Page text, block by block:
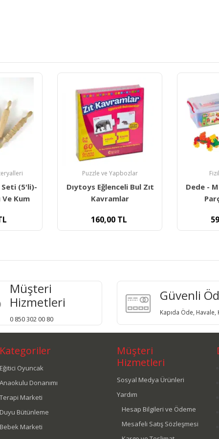
Seti (5'li)-
Kum
Puzzle ve Yapbozlar
Dıytoys Eğlenceli Bul Zıt
Kavramlar
160,00TL
Dede -
Müşteri
Hizmetleri
0 850 302 00 80
Güvenli
Kapıda Öde, Havale,
Oyuncak
Donanımı
Marketi
Bütünleme
Marketi
Müşteri
Hizmetleri
Sosyal Medya Ürünleri
Yardım
Hesap Bilgileri ve Ödeme
Mesafeli Satış Sözleşmesi